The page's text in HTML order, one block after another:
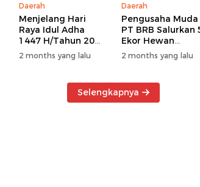
Daerah
Menjelang Hari
Raya Idul Adha
1447 H/Tahun 2026
M, PT BRB Salurkan
5 Ekor Hewan
2 months yang lalu
Daerah
Pengusaha Muda
PT BRB Salurkan
Ekor Hewan
Kurban Kepada
Warga Khususnya
Operasional
2 months yang lalu
Selengkapnya